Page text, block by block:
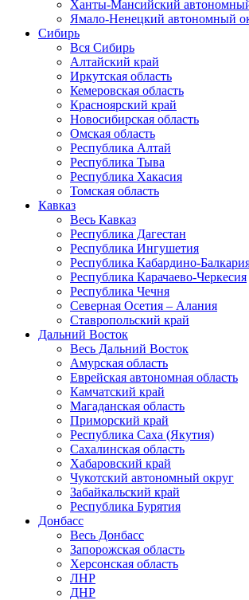
Ханты-Мансийский
Ямало-Ненецкий автономный
Сибирь
Вся Сибирь
Алтайский край
Иркутская область
Кемеровская область
Красноярский край
Новосибирская область
Омская область
Республика Алтай
Республика Тыва
Республика Хакасия
Томская область
Кавказ
Весь Кавказ
Республика Дагестан
Республика Ингушетия
Республика Кабардино-
Республика Карачаево-Черкесия
Республика Чечня
Северная Осетия – Алания
Ставропольский край
Дальний Восток
Весь Дальний Восток
Амурская область
Еврейская автономная область
Камчатский край
Магаданская область
Приморский край
Республика Саха (Якутия)
Сахалинская область
Хабаровский край
Чукотский автономный округ
Забайкальский край
Республика Бурятия
Донбасс
Весь Донбасс
Запорожская область
Херсонская область
ЛНР
ДНР